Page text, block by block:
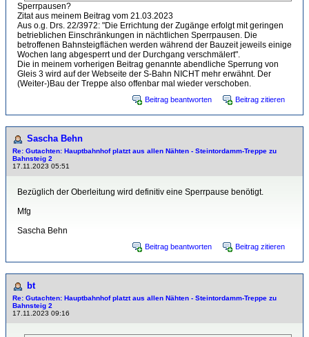
Sperrpausen?
Zitat aus meinem Beitrag vom 21.03.2023
Aus o.g. Drs. 22/3972: "Die Errichtung der Zugänge erfolgt mit geringen
betrieblichen Einschränkungen in nächtlichen Sperrpausen. Die
betroffenen Bahnsteigflächen werden während der Bauzeit jeweils einige
Wochen lang abgesperrt und der Durchgang verschmälert".
Die in meinem vorherigen Beitrag genannte abendliche Sperrung von
Gleis 3 wird auf der Webseite der S-Bahn NICHT mehr erwähnt. Der
(Weiter-)Bau der Treppe also offenbar mal wieder verschoben.
Beitrag beantworten Beitrag zitieren
Sascha Behn
Re: Gutachten: Hauptbahnhof platzt aus allen Nähten - Steintordamm-Treppe zu
Bahnsteig 2
17.11.2023 05:51
Bezüglich der Oberleitung wird definitiv eine Sperrpause benötigt.
Mfg
Sascha Behn
Beitrag beantworten Beitrag zitieren
bt
Re: Gutachten: Hauptbahnhof platzt aus allen Nähten - Steintordamm-Treppe zu
Bahnsteig 2
17.11.2023 09:16